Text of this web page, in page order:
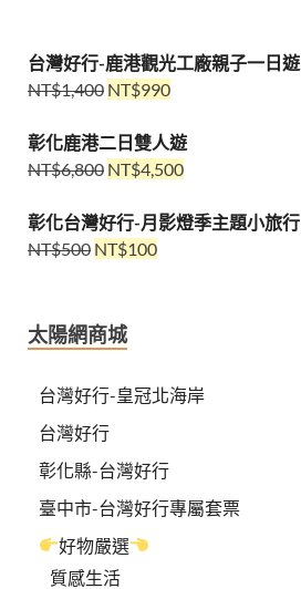
台灣好行-鹿港觀光工廠親子一日遊
NT$1,400 NT$990
彰化鹿港二日雙人遊
NT$6,800 NT$4,500
彰化台灣好行-月影燈季主題小旅行
NT$500 NT$100
太陽網商城
台灣好行-皇冠北海岸
台灣好行
彰化縣-台灣好行
臺中市-台灣好行專屬套票
好物嚴選
質感生活